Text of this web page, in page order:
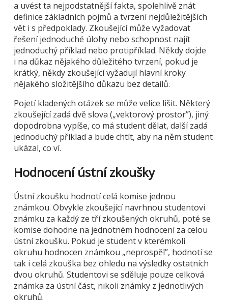
a uvést ta nejpodstatnější fakta, spolehlivě znát
definice základních pojmů a tvrzení nejdůležitějších
vět i s předpoklady. Zkoušející může vyžadovat
řešení jednoduché úlohy nebo schopnost najít
jednoduchý příklad nebo protipříklad. Někdy dojde
i na důkaz nějakého důležitého tvrzení, pokud je
krátký, někdy zkoušející vyžadují hlavní kroky
nějakého složitějšího důkazu bez detailů.
Pojetí kladených otázek se může velice lišit. Některý
zkoušející zadá dvě slova („vektorový prostor”), jiný
dopodrobna vypíše, co má student dělat, další zadá
jednoduchý příklad a bude chtít, aby na něm student
ukázal, co ví.
Hodnocení ústní zkoušky
Ústní zkoušku hodnotí celá komise jednou
známkou. Obvykle zkoušející navrhnou studentovi
známku za každý ze tří zkoušených okruhů, poté se
komise dohodne na jednotném hodnocení za celou
ústní zkoušku. Pokud je student v kterémkoli
okruhu hodnocen známkou „neprospěl”, hodnotí se
tak i celá zkouška bez ohledu na výsledky ostatních
dvou okruhů. Studentovi se sděluje pouze celková
známka za ústní část, nikoli známky z jednotlivých
okruhů.